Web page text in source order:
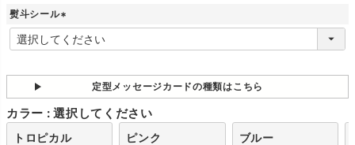
)
熨斗シール
(
必
)
定型メッセージカードの種類はこちら
カラー 選択してください
トロピカル ピンク ブルー